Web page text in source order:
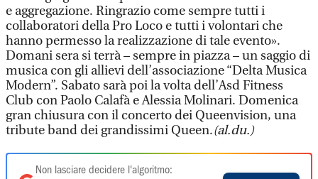
e aggregazione. Ringrazio come sempre tutti i
collaboratori della Pro Loco e tutti i volontari che
hanno permesso la realizzazione di tale evento».
Domani sera si terrà – sempre in piazza – un saggio di
musica con gli allievi dell’associazione “Delta Musica
Modern”. Sabato sarà poi la volta dell’Asd Fitness
Club con Paolo Calafà e Alessia Molinari. Domenica
gran chiusura con il concerto dei Queenvision, una
tribute band dei grandissimi Queen.(al.du.)
Non lasciare decidere l'algoritmo: